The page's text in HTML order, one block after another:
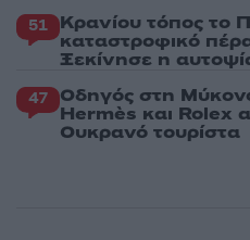
51 Κρανίου τόπος το
καταστροφικό
Ξεκίνησε η
47 Οδηγός στη
Hermès και Rolex
Ουκρανό τουρίστα